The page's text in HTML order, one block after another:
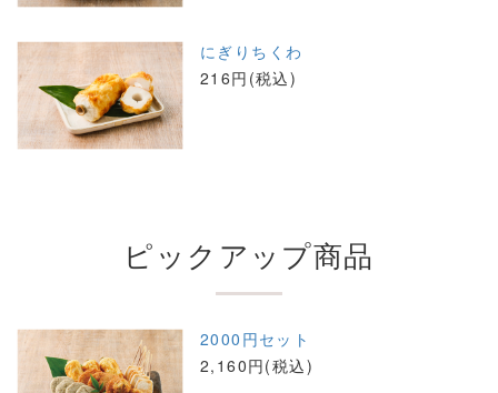
にぎりちくわ
216円(税込)
ピックアップ商品
2000円セット
2,160円(税込)